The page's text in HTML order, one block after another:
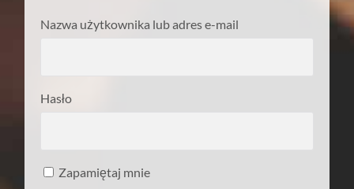
Nazwa użytkownika lub adres e-mail
Hasło
Zapamiętaj mnie